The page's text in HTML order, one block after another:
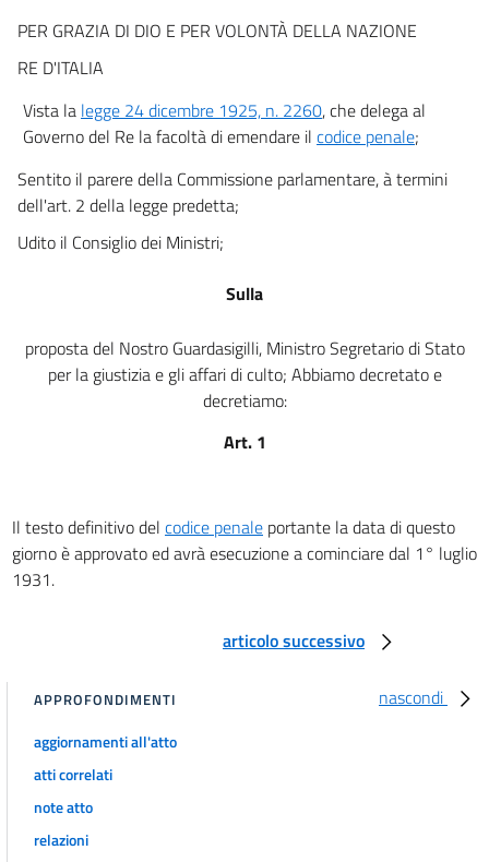
art. 8
art. 9
art. 11
art. 13
art. 14
DELLE PENE
CAPO I
Delle specie di pene, in generale
art. 20
art. 20 bis
art. 23
art. 24
art. 25
art. 26
art. 27
PER GRAZIA DI DIO E PER VOLONTÀ DELLA NAZIONE
RE D'ITALIA
Vista la legge 24 dicembre 1925, n. 2260, che delega al
Governo del Re la facoltà di emendare il codice penale;
Sentito il parere della Commissione parlamentare, à termini
dell'art. 2 della legge predetta;
Udito il Consiglio dei Ministri;
Sulla
proposta del Nostro Guardasigilli, Ministro Segretario di Stato
per la giustizia e gli affari di culto; Abbiamo decretato e
decretiamo:
Art. 1
Il testo definitivo del codice penale portante la data di questo
giorno è approvato ed avrà esecuzione a cominciare dal 1° luglio
1931.
articolo successivo
nascondi
APPROFONDIMENTI
aggiornamenti all'atto
atti correlati
note atto
relazioni